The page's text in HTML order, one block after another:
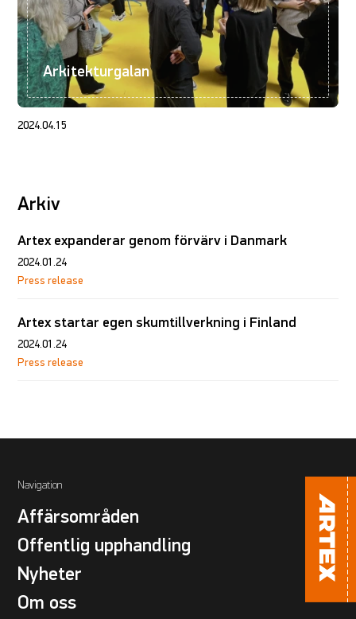
Arkitekturgalan
2024.04.15
Arkiv
Artex expanderar genom förvärv i Danmark
2024.01.24
Press release
Artex startar egen skumtillverkning i Finland
2024.01.24
Press release
Navigation
Affärsområden
Offentlig upphandling
Nyheter
Om oss